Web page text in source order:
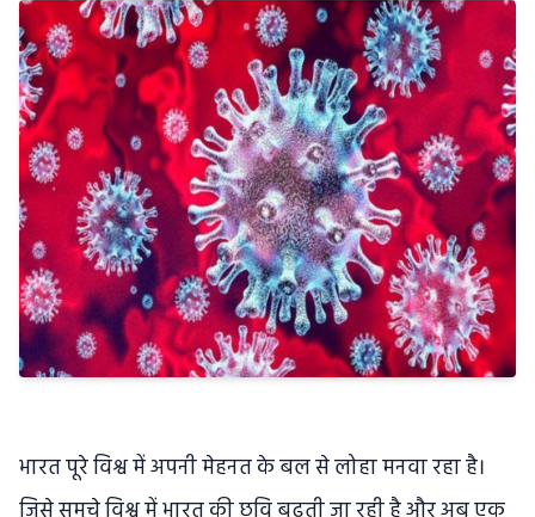
भारत पूरे विश्व में अपनी मेहनत के बल से लोहा मनवा रहा है।